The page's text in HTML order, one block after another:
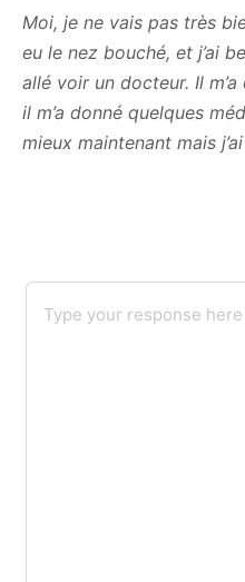
Moi, je ne vais pas très
eu le nez bouché, et j’ai
allé voir un docteur. Il
il m’a donné quelques
mieux maintenant mais